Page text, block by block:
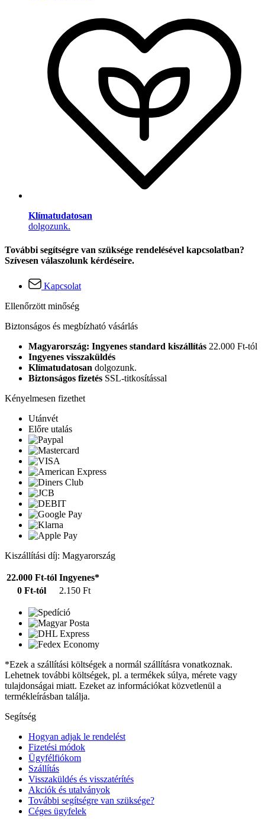
Klímatudatosan
dolgozunk.
További segítségre van szüksége rendelésével kapcsolatban?
Szívesen válaszolunk kérdéseire.
Kapcsolat
Ellenőrzött minőség
Biztonságos és megbízható vásárlás
Magyarország: Ingyenes standard kiszállítás 22.000 Ft-tól
Ingyenes visszaküldés
Klímatudatosan dolgozunk.
Biztonságos fizetés SSL-titkosítással
Kényelmesen fizethet
Utánvét
Előre utalás
Kiszállítási díj: Magyarország
22.000 Ft-tól Ingyenes*
0 Ft-tól
2.150 Ft
*Ezek a szállítási költségek a normál szállításra vonatkoznak.
Lehetnek további költségek, pl. a termékek súlya, mérete vagy
tulajdonságai miatt. Ezeket az információkat közvetlenül a
termékleírásban találja.
Segítség
Hogyan adjak le rendelést
Fizetési módok
Ügyfélfiókom
Szállítás
Visszaküldés és visszatérítés
Akciók és utalványok
További segítségre van szüksége?
Céges ügyfelek